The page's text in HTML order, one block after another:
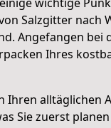
Salzgitter nach
Angefangen bei
Ihres
Ihren alltäglichen
Sie zuerst